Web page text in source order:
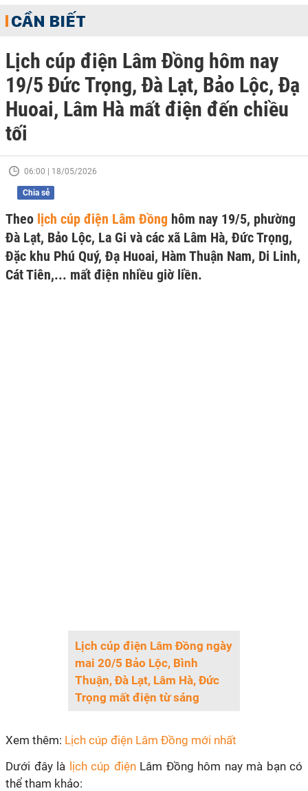
CẦN BIẾT
Lịch cúp điện Lâm Đồng hôm nay
19/5 Đức Trọng, Đà Lạt, Bảo Lộc, Đạ
Huoai, Lâm Hà mất điện đến chiều
tối
06:00 | 18/05/2026
Chia sẻ
Theo lịch cúp điện Lâm Đồng hôm nay 19/5, phường
Đà Lạt, Bảo Lộc, La Gi và các xã Lâm Hà, Đức Trọng,
Đặc khu Phú Quý, Đạ Huoai, Hàm Thuận Nam, Di Linh,
Cát Tiên,... mất điện nhiều giờ liền.
Lịch cúp điện Lâm Đồng ngày
mai 20/5 Bảo Lộc, Bình
Thuận, Đà Lạt, Lâm Hà, Đức
Trọng mất điện từ sáng
Xem thêm: Lịch cúp điện Lâm Đồng mới nhất
Dưới đây là lịch cúp điệnLâm Đồng hôm nay mà bạn có
thể tham khảo: